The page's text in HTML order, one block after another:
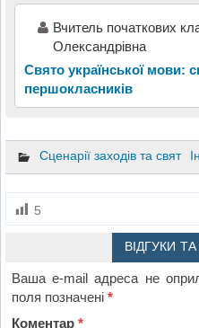
Вчитель початкових
Олександрівна
Свято української мови:
першокласників
Сценарії заходів та свят
5
ВІДГУКИ
Ваша e-mail адреса не
поля позначені*
Коментар*